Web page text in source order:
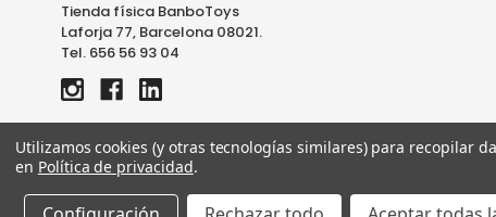
MINIX FIGURINE 12CM RUDIGER -
Tienda física BanboToys
Laforja 77, Barcelona 08021.
Tel. 656 56 93 04
Utilizamos cookies (y otras tecnologías similares) para recopilar
en Política de privacidad.